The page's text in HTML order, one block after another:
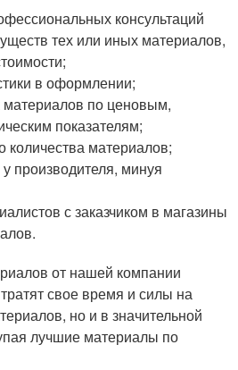
консультаций
тех или иных материалов,
в оформлении;
по ценовым,
показателям;
количества материалов;
производителя, минуя
с заказчиком в магазины
от нашей компании
свое время и силы на
но и в значительной
лучшие материалы по